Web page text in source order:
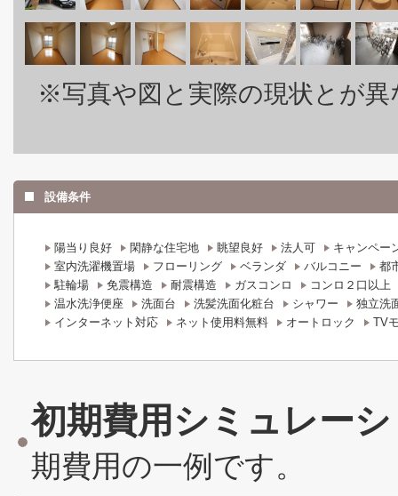
※写真や図と実際の現状とが
設備条件
陽当り良好 閑静な住宅地 眺望良好 法人可
キャンペー
室内洗濯機置場
フローリング ベランダ バルコニー
都
駐輪場
免震構造 耐震構造 ガスコンロ
コンロ２口以上
温水洗浄便座
洗面台 洗髪洗面化粧台 シャワー
独立洗
インターネット対応
ネット使用料無料 オートロック TV
初期費用シミュレー
期費用の一例です。